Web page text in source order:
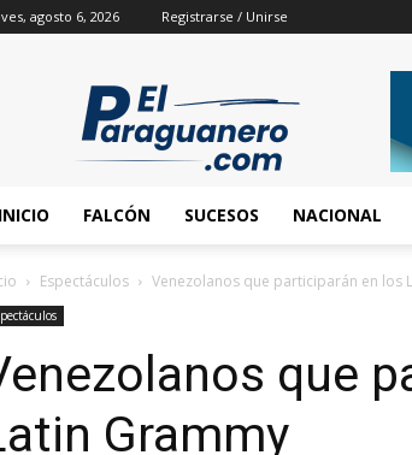
agosto 6, 2026 Registrarse / Unirse
INICIO FALCÓN SUCESOS NACIONAL
Espectáculos Venezolanos que participarán en los
que
Grammy